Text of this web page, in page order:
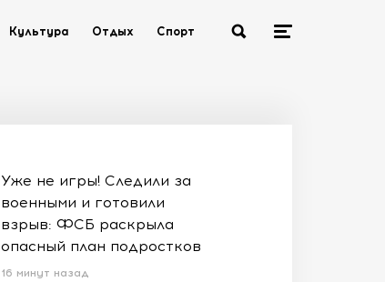
Культура Отдых Спорт
Уже не игры! Следили за
военными и готовили
взрыв: ФСБ раскрыла
опасный план подростков
16 минут назад